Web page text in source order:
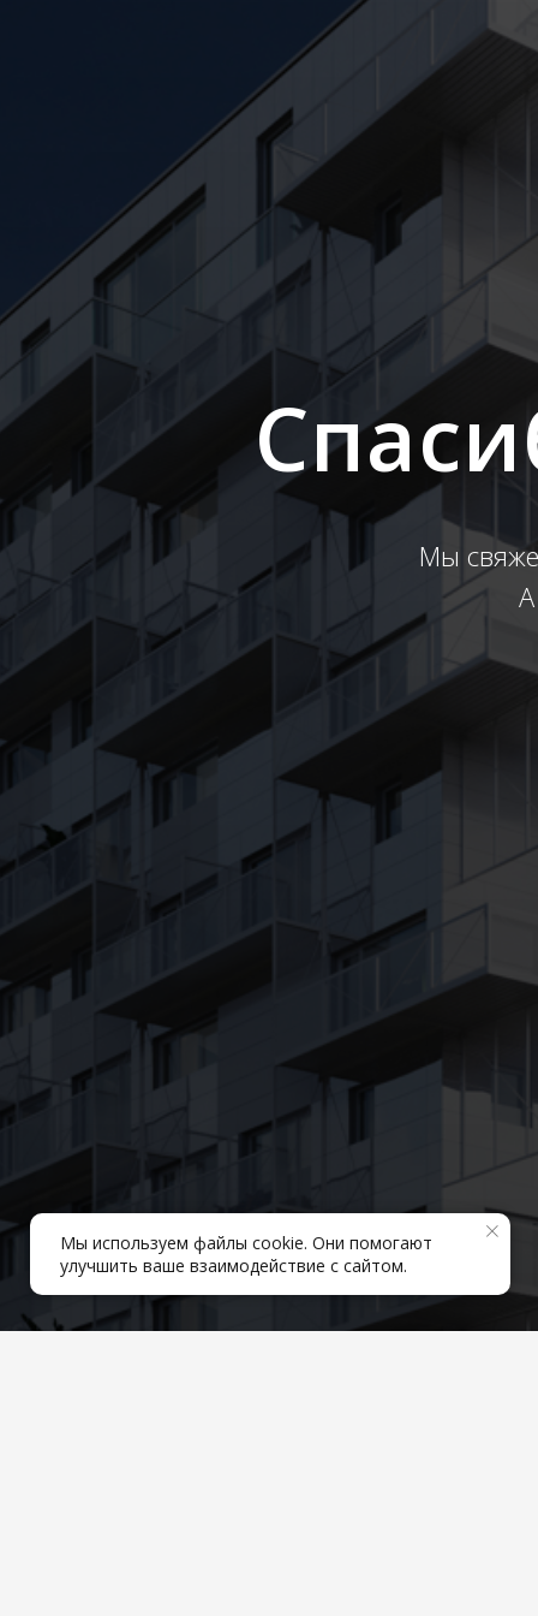
Мы
Мы используем файлы cookie. Они помогают
улучшить ваше взаимодействие с сайтом.